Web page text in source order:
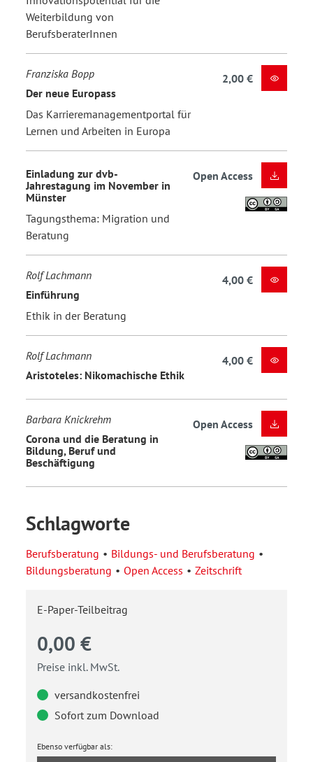
Weiterbildung von
BerufsberaterInnen
Franziska Bopp
Der neue Europass
Das Karrieremanagementportal für
Lernen und Arbeiten in Europa
2,00 €
Einladung zur dvb-
Jahrestagung im November in
Münster
Tagungsthema: Migration und
Beratung
Open Access
Rolf Lachmann
Einführung
Ethik in der Beratung
4,00 €
Rolf Lachmann
Aristoteles: Nikomachische Ethik
4,00 €
Barbara Knickrehm
Corona und die Beratung in
Bildung, Beruf und
Beschäftigung
Open Access
Schlagworte
Berufsberatung
Bildungs- und Berufsberatung
Bildungsberatung
Open Access Zeitschrift
E-Paper-Teilbeitrag
0,00 €
Preise inkl. MwSt.
versandkostenfrei
Sofort zum Download
Ebenso verfügbar als: